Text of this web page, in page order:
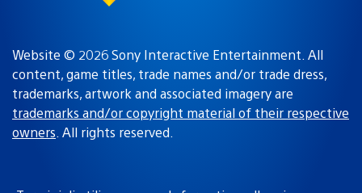
Website © 2026 Sony Interactive Entertainment. All
content, game titles, trade names and/or trade dress,
trademarks, artwork and associated imagery are
trademarks and/or copyright material of their respective
owners. All rights reserved.